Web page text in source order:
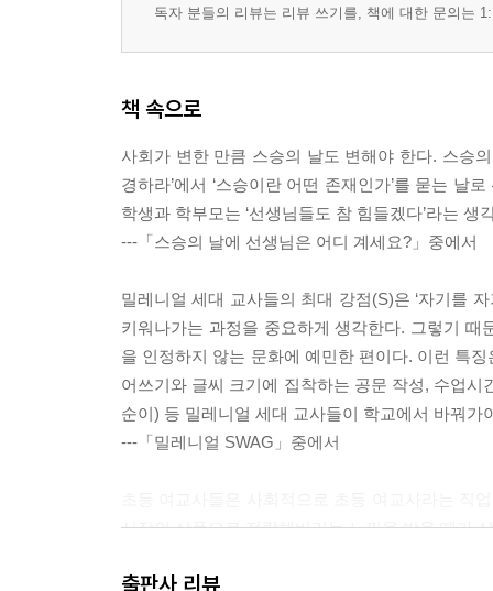
독자 분들의 리뷰는 리뷰 쓰기를, 책에 대한 문의는
책 속으로
사회가 변한 만큼 스승의 날도 변해야 한다. 스승
경하라’에서 ‘스승이란 어떤 존재인가’를 묻는 날
학생과 학부모는 ‘선생님들도 참 힘들겠다’라는
---「스승의 날에 선생님은 어디 계세요?」중에서
밀레니얼 세대 교사들의 최대 강점(S)은 ‘자기를
키워나가는 과정을 중요하게 생각한다. 그렇기
을 인정하지 않는 문화에 예민한 편이다. 이런 특
어쓰기와 글씨 크기에 집착하는 공문 작성, 수업
순이) 등 밀레니얼 세대 교사들이 학교에서 바꿔가
---「밀레니얼 SWAG」중에서
시장의 상품으로 전락해버리는 느낌을 받을 때가
출판사 리뷰